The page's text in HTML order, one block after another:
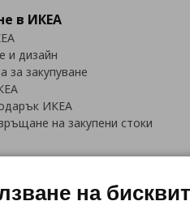
в ИКЕА
и дизайн
за закупуване
ИКЕА
на закупени стоки
на